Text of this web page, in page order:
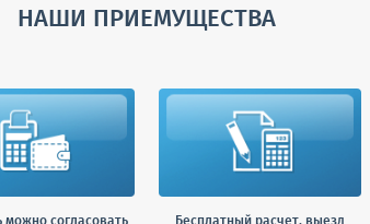
НАШИ ПРИЕМУЩЕСТВА